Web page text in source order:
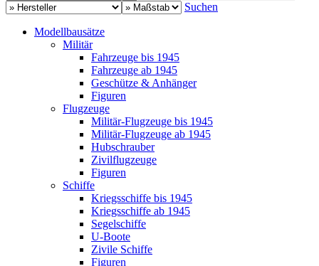
Suchen
Modellbausätze
Militär
Fahrzeuge bis 1945
Fahrzeuge ab 1945
Geschütze & Anhänger
Figuren
Flugzeuge
Militär-Flugzeuge bis 1945
Militär-Flugzeuge ab 1945
Hubschrauber
Zivilflugzeuge
Figuren
Schiffe
Kriegsschiffe bis 1945
Kriegsschiffe ab 1945
Segelschiffe
U-Boote
Zivile Schiffe
Figuren